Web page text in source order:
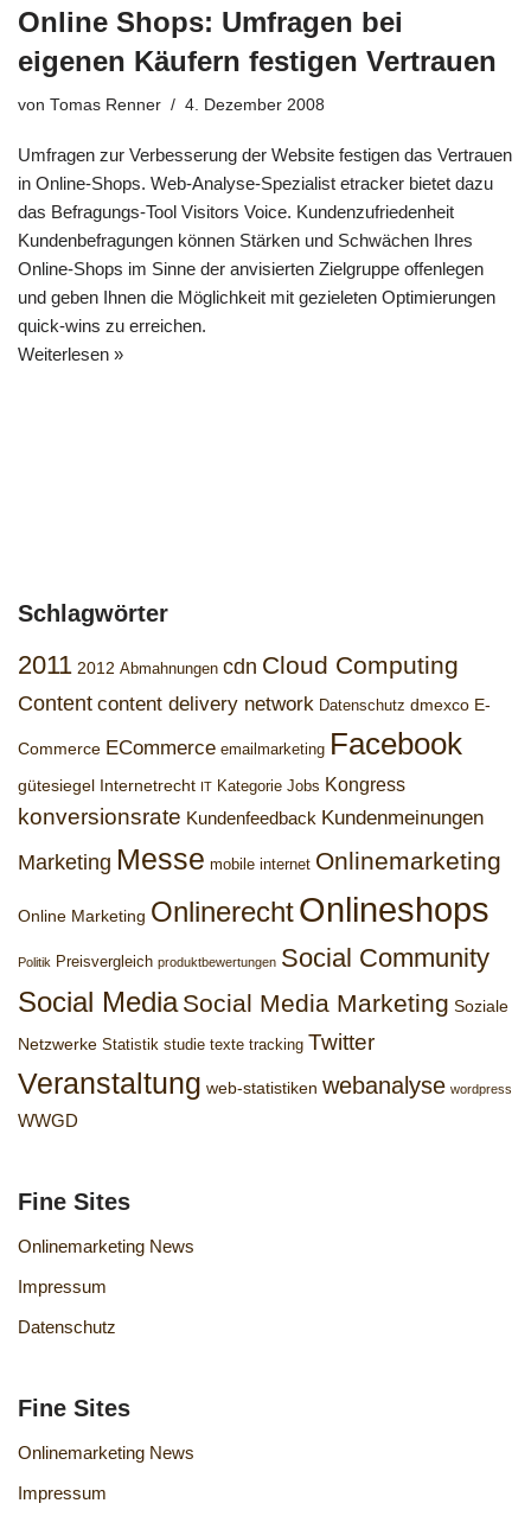
Online Shops: Umfragen bei
eigenen Käufern festigen Vertrauen
von Tomas Renner 4. Dezember 2008
Umfragen zur Verbesserung der Website festigen das Vertrauen
in Online-Shops. Web-Analyse-Spezialist etracker bietet dazu
das Befragungs-Tool Visitors Voice. Kundenzufriedenheit
Kundenbefragungen können Stärken und Schwächen Ihres
Online-Shops im Sinne der anvisierten Zielgruppe offenlegen
und geben Ihnen die Möglichkeit mit gezieleten Optimierungen
quick-wins zu erreichen.
Weiterlesen »
Schlagwörter
2011 2012 Abmahnungen cdn Cloud Computing
Content content delivery network Datenschutz dmexco E-
Commerce ECommerce emailmarketing Facebook
gütesiegel Internetrecht IT Kategorie Jobs Kongress
konversionsrate Kundenfeedback Kundenmeinungen
Marketing Messe mobile internet Onlinemarketing
Online Marketing OnlinerechtOnlineshops
Politik Preisvergleich produktbewertungen Social Community
Social Media Social Media Marketing Soziale
Netzwerke Statistik studie texte tracking Twitter
Veranstaltung web-statistiken webanalyse wordpress
WWGD
Fine Sites
Onlinemarketing News
Impressum
Datenschutz
Fine Sites
Onlinemarketing News
Impressum